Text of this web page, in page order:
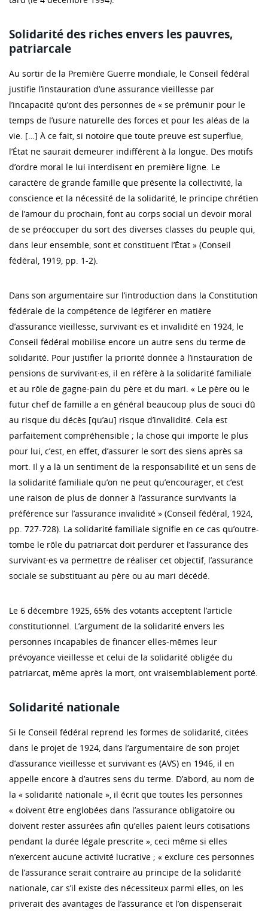
Solidarité des riches envers les pauvres,
patriarcale
Au sortir de la Première Guerre mondiale, le Conseil fédéral
justifie l’instauration d’une assurance vieillesse par
l’incapacité qu’ont des personnes de « se prémunir pour le
temps de l’usure naturelle des forces et pour les aléas de la
vie. […] À ce fait, si notoire que toute preuve est superflue,
l’État ne saurait demeurer indifférent à la longue. Des motifs
d’ordre moral le lui interdisent en première ligne. Le
caractère de grande famille que présente la collectivité, la
conscience et la nécessité de la solidarité, le principe chrétien
de l’amour du prochain, font au corps social un devoir moral
de se préoccuper du sort des diverses classes du peuple qui,
dans leur ensemble, sont et constituent l’État » (Conseil
fédéral, 1919, pp. 1-2).
Dans son argumentaire sur l’introduction dans la Constitution
fédérale de la compétence de légiférer en matière
d’assurance vieillesse, survivant·es et invalidité en 1924, le
Conseil fédéral mobilise encore un autre sens du terme de
solidarité. Pour justifier la priorité donnée à l’instauration de
pensions de survivant·es, il en réfère à la solidarité familiale
et au rôle de gagne-pain du père et du mari. « Le père ou le
futur chef de famille a en général beaucoup plus de souci dû
au risque du décès [qu’au] risque d’invalidité. Cela est
parfaitement compréhensible ; la chose qui importe le plus
pour lui, c’est, en effet, d’assurer le sort des siens après sa
mort. Il y a là un sentiment de la responsabilité et un sens de
la solidarité familiale qu’on ne peut qu’encourager, et c’est
une raison de plus de donner à l’assurance survivants la
préférence sur l’assurance invalidité » (Conseil fédéral, 1924,
pp. 727-728). La solidarité familiale signifie en ce cas qu’outre-
tombe le rôle du patriarcat doit perdurer et l’assurance des
survivant·es va permettre de réaliser cet objectif, l’assurance
sociale se substituant au père ou au mari décédé.
Le 6 décembre 1925, 65% des votants acceptent l’article
constitutionnel. L’argument de la solidarité envers les
personnes incapables de financer elles-mêmes leur
prévoyance vieillesse et celui de la solidarité obligée du
patriarcat, même après la mort, ont vraisemblablement porté.
Solidarité nationale
Si le Conseil fédéral reprend les formes de solidarité, citées
dans le projet de 1924, dans l’argumentaire de son projet
d’assurance vieillesse et survivant·es (AVS) en 1946, il en
appelle encore à d’autres sens du terme. D’abord, au nom de
la « solidarité nationale », il écrit que toutes les personnes
« doivent être englobées dans l’assurance obligatoire ou
doivent rester assurées afin qu’elles paient leurs cotisations
pendant la durée légale prescrite », ceci même si elles
n’exercent aucune activité lucrative ; « exclure ces personnes
de l’assurance serait contraire au principe de la solidarité
nationale, car s’il existe des nécessiteux parmi elles, on les
priverait des avantages de l’assurance et l’on dispenserait